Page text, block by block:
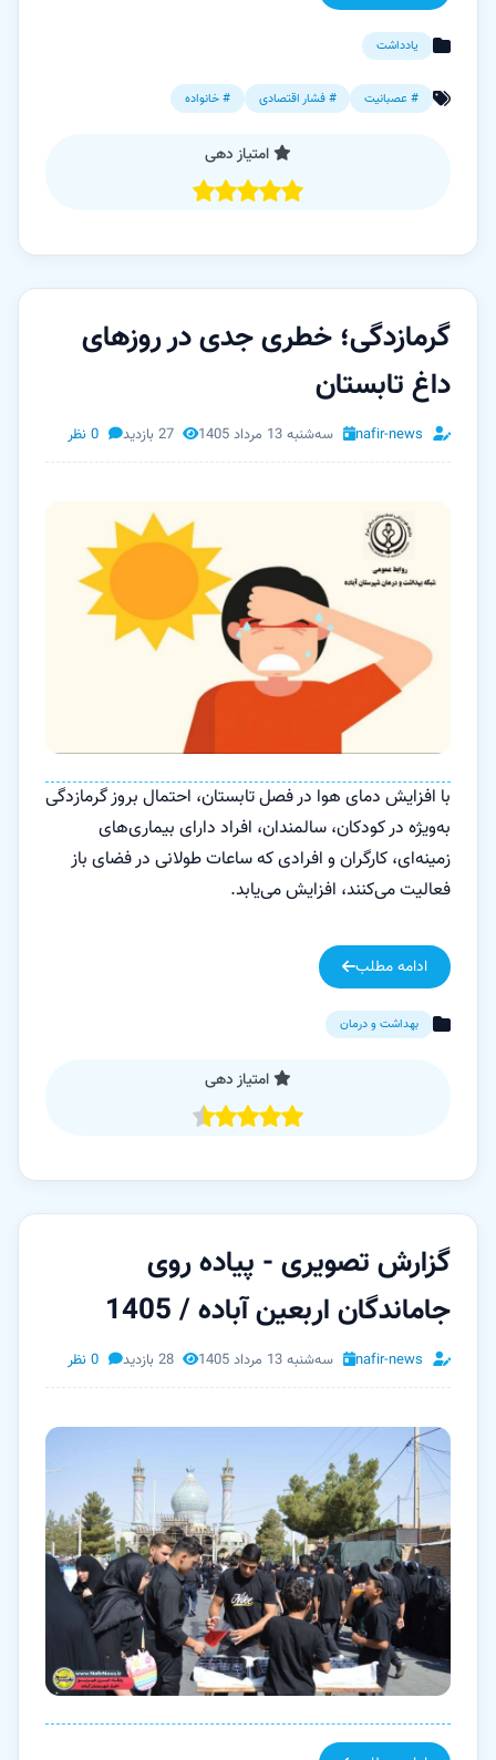
یادداشت
# عصبانیت # فشار اقتصادی # خانواده
امتیاز دهی
گرمازدگی؛ خطری جدی در روزهای
داغ تابستان
nafir-news سه‌شنبه 13 مرداد 1405 27 بازدید 0 نظر
با افزایش دمای هوا در فصل تابستان، احتمال بروز گرمازدگی
به‌ویژه در کودکان، سالمندان، افراد دارای بیماری‌های
زمینه‌ای، کارگران و افرادی که ساعات طولانی در فضای باز
فعالیت می‌کنند، افزایش می‌یابد.
ادامه مطلب
بهداشت و درمان
امتیاز دهی
گزارش تصویری - پیاده روی
جاماندگان اربعین آباده / 1405
nafir-news سه‌شنبه 13 مرداد 1405 28 بازدید 0 نظر